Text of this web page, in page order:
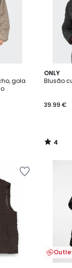
gola
ONLY
Blusão
39.99 €
4
/
2
Cores
4
/